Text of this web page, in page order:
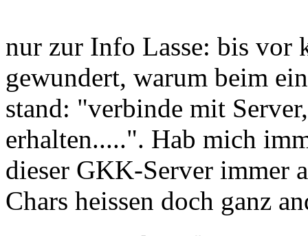
nur zur Info Lasse: bis vor
gewundert, warum beim
stand: "verbinde mit
erhalten.....". Hab mich
dieser GKK-Server immer
Chars heissen doch ganz